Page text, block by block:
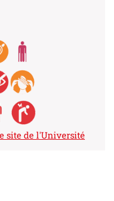
site de l'Université